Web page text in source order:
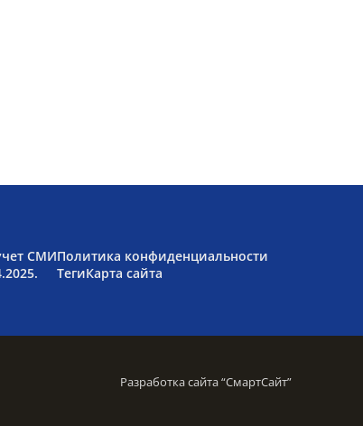
СМИПолитика конфиденциальности
ТегиКарта сайта
Разработка сайта “СмартСайт”